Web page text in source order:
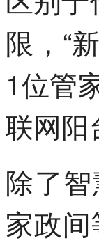
限，“
1位管
联网阳
除了
家政